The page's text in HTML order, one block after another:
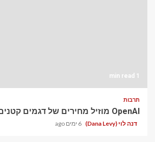
1 min read
תרבות
OpenAI מוזיל מחירים של דגמים קטנים יותר
דנה לוי (Dana Levy) 6 ימים ago